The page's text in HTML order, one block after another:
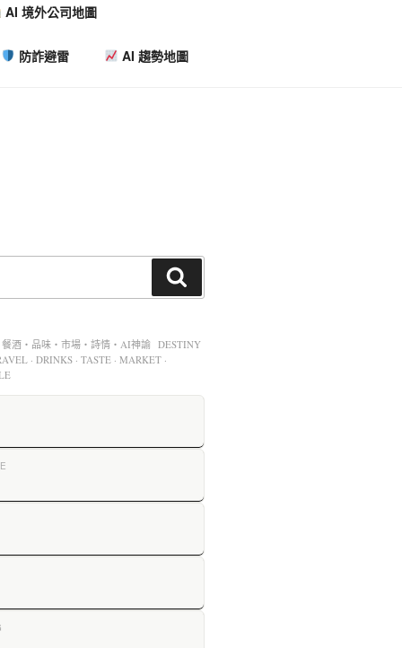
AI 境外公司地圖
防詐避雷 AI 趨勢地圖
酒・品味・市場・詩情・AI神諭 DESTINY
· DRINKS · TASTE · MARKET ·